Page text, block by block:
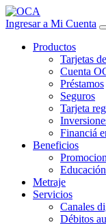
Ingresar a Mi Cuenta
Productos
Tarjetas
Cuenta
Préstamos
Seguros
Tarjeta
Financiá
Beneficios
Educación
Metraje
Servicios
Canales
Débitos